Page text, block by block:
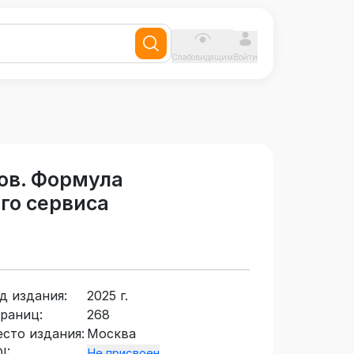
СлабовидящимВойти
Формула
сервиса
издания:
2025 г.
268
издания: Москва